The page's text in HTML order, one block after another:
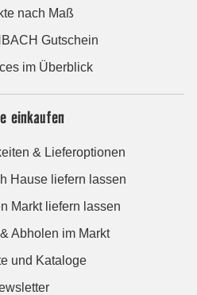
nach Maß
Gutschein
im Überblick
einkaufen
& Lieferoptionen
Hause liefern lassen
Markt liefern lassen
Abholen im Markt
und Kataloge